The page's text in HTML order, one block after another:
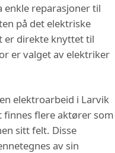
enkle reparasjoner til
på det elektriske
er direkte knyttet til
er valget av elektriker
elektroarbeid i Larvik
finnes flere aktører som
sitt felt. Disse
av sin